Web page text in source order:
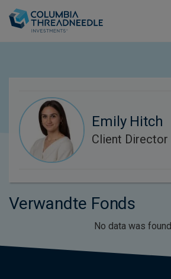
Emily Hitch
Client Director
Verwandte Fonds
No data was found